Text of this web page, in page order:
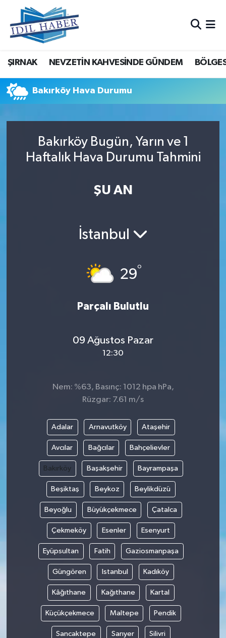
ŞIRNAK NEVZETİN KAHVESİNDE GÜNDEM
Bakırköy Hava Durumu
Bakırköy Bugün, Yarın ve 1
Haftalık Hava Durumu Tahmini
ŞU AN
İstanbul
29°
Parçalı Bulutlu
09 Ağustos Pazar
12:30
Nem: %63, Basınç: 1012 hpa hPa,
Rüzgar: 7.61 m/s
Adalar Arnavutköy Ataşehir
Avcılar Bağcılar Bahçelievler
Bakırköy Başakşehir Bayrampaşa
Beşiktaş Beykoz Beylikdüzü
Beyoğlu Büyükçekmece Çatalca
Çekmeköy Esenler Esenyurt
Eyüpsultan Fatih Gaziosmanpaşa
Güngören Istanbul Kadıköy
Kâğıthane Kağıthane Kartal
Küçükçekmece Maltepe Pendik
Sancaktepe Sarıyer Silivri
Nöbetçi Eczaneler
Hava Durumu
Trafik Durumu
Tüm Manşetler